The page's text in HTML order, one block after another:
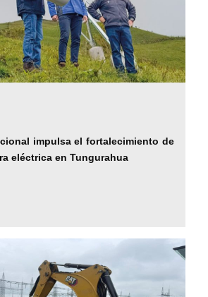
impulsa el fortalecimiento de
eléctrica en Tungurahua